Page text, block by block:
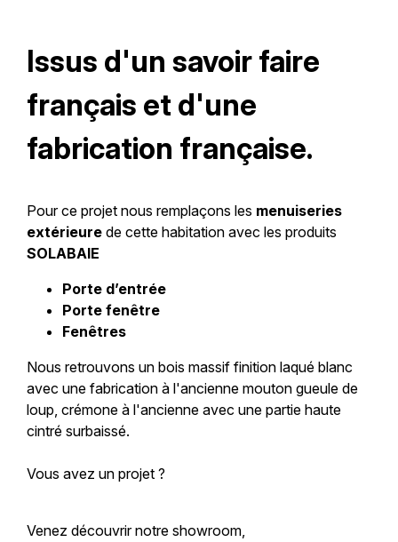
Issus d'un savoir faire
français et d'une
fabrication française.
Pour ce projet nous remplaçons les menuiseries
extérieurede cette habitation avec les produits
SOLABAIE
Porte d’entrée
Porte fenêtre
Fenêtres
Nous retrouvons un bois massif finition laqué blanc
avec une fabrication à l'ancienne mouton gueule de
loup, crémone à l'ancienne avec une partie haute
cintré surbaissé.
Vous avez un projet ?
Venez découvrir notre showroom,